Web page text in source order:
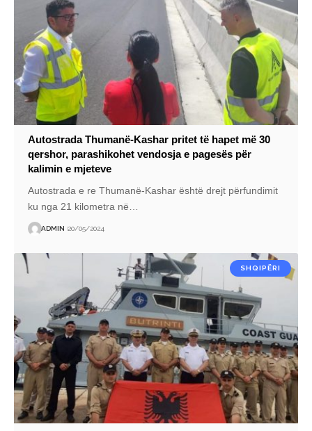
Autostrada Thumanë-Kashar pritet të hapet më 30
qershor, parashikohet vendosja e pagesës për
kalimin e mjeteve
Autostrada e re Thumanë-Kashar është drejt përfundimit
ku nga 21 kilometra në
ADMIN 20/05/2024
SHQIPËRI